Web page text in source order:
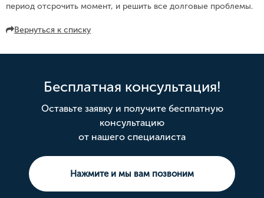
период отсрочить момент, и решить все долговые проблемы.
Вернуться к списку
Бесплатная консультация!
Оставьте заявку и получите бесплатную
консультацию
от нашего специалиста
Нажмите и мы вам позвоним